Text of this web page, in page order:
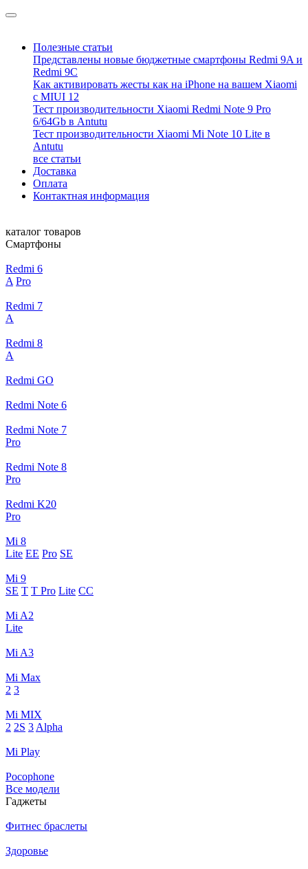
Полезные статьи
Представлены новые бюджетные смартфоны Redmi 9A и
Redmi 9C
Как активировать жесты как на iPhone на вашем Xiaomi
с MIUI 12
Тест производительности Xiaomi Redmi Note 9 Pro
6/64Gb в Antutu
Тест производительности Xiaomi Mi Note 10 Lite в
Antutu
все статьи
Доставка
Оплата
Контактная информация
каталог товаров
Смартфоны
Redmi 6
A Pro
Redmi 7
A
Redmi 8
A
Redmi GO
Redmi Note 6
Redmi Note 7
Pro
Redmi Note 8
Pro
Redmi K20
Pro
Mi 8
Lite EE Pro SE
Mi 9
SE T T Pro Lite CC
Mi A2
Lite
Mi A3
Mi Max
2 3
Mi MIX
2 2S 3 Alpha
Mi Play
Pocophone
Все модели
Гаджеты
Фитнес браслеты
Здоровье